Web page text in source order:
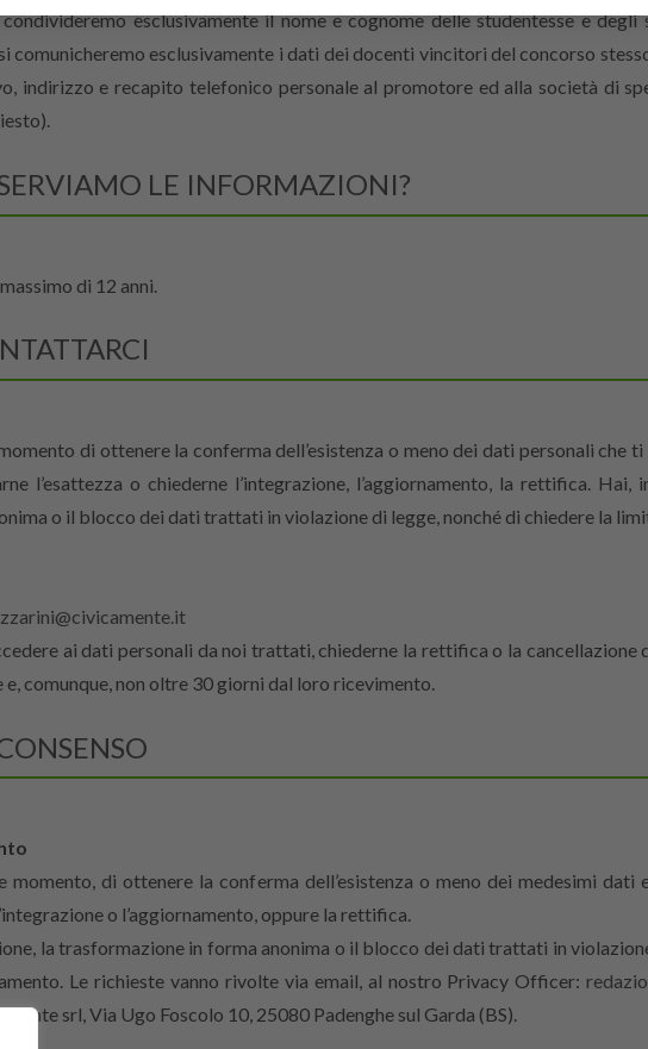
esclusivamente il nome e cognome delle studentesse e degli
comunicheremo esclusivamente i dati dei docenti vincitori del concorso
indirizzo e recapito telefonico personale al promotore ed alla società di
LE INFORMAZIONI?
di 12 anni.
di ottenere la conferma dell’esistenza o meno dei dati personali che
l’esattezza o chiederne l’integrazione, l’aggiornamento, la rettifica.
o il blocco dei dati trattati in violazione di legge, nonché di chiedere la
ai dati personali da noi trattati, chiederne la rettifica o la cancellazione
comunque, non oltre 30 giorni dal loro ricevimento.
di ottenere la conferma dell’esistenza o meno dei medesimi dati
o l’aggiornamento, oppure la rettifica.
la trasformazione in forma anonima o il blocco dei dati trattati in
Le richieste vanno rivolte via email, al nostro Privacy Officer:
srl, Via Ugo Foscolo 10, 25080 Padenghe sul Garda (BS).